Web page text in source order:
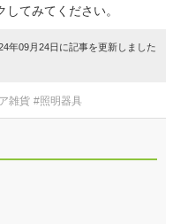
てみてください。
年09月24日に記事を更新しました
雑貨 #照明器具